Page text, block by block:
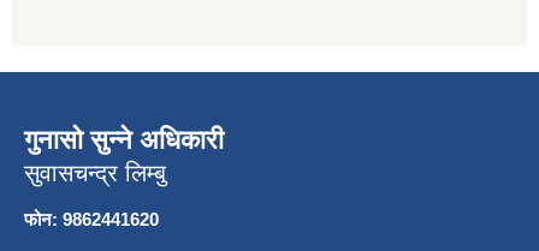
गुनासो सुन्ने अधिकारी
सुवासचन्द्र लिम्बु
फोन: 9862441620